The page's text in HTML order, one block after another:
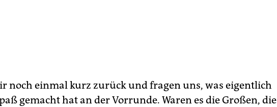
noch einmal kurz zurück und fragen uns, was eigentlich
gemacht hat an der Vorrunde. Waren es die Großen, die